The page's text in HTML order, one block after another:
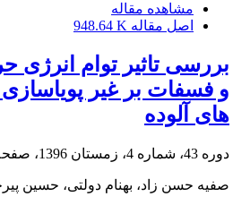
مشاهده مقاله
اصل مقاله 948.64 K
بررسی تاثیر توام انرژی
و فسفات بر غیر
های آلوده
دوره 43، شماره 4، زمستان 1396، صفحه
صفیه حسن زاد، بهنام دولتی، حسین